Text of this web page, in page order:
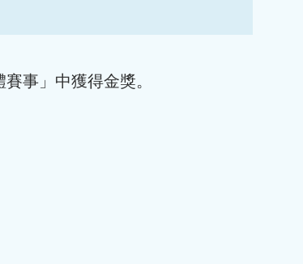
事」中獲得金獎。